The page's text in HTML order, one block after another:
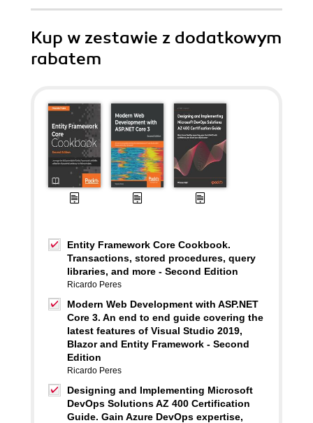
Kup w zestawie z dodatkowym
rabatem
Entity Framework Core Cookbook.
Transactions, stored procedures, query
libraries, and more - Second Edition
Ricardo Peres
Modern Web Development with ASP.NET
Core 3. An end to end guide covering the
latest features of Visual Studio 2019,
Blazor and Entity Framework - Second
Edition
Ricardo Peres
Designing and Implementing Microsoft
DevOps Solutions AZ 400 Certification
Guide. Gain Azure DevOps expertise,